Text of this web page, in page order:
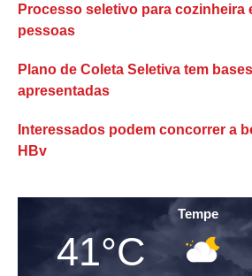
Processo seletivo para cozinheira
pessoas
Plano de Coleta Seletiva tem
apresentadas
Interessados podem concorrer a
HBv
Tempe
41°C